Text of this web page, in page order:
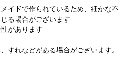
イドで作られているため、細かな不
る場合がございます
があります
すれなどがある場合がございます。